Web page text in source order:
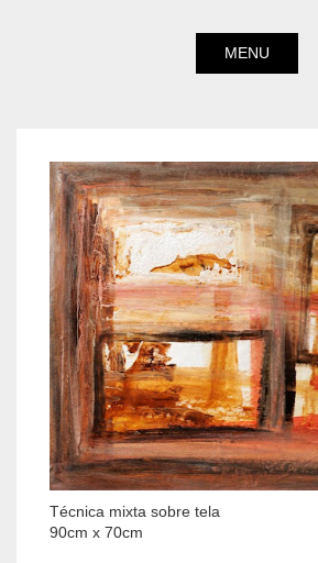
MENU
Técnica mixta sobre tela
90cm x 70cm